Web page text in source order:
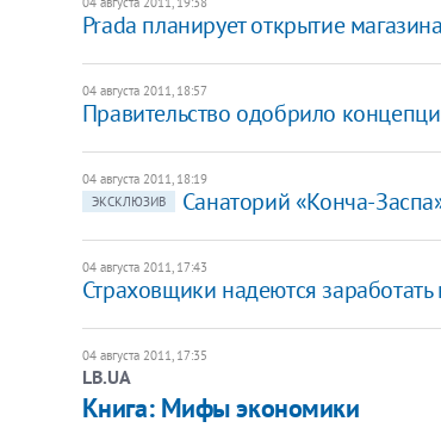
Prada планирует открытие
04 августа 2011, 18:57
Правительство одобрило
04 августа 2011, 18:19
ЭКСКЛЮЗИВ
Санаторий «Конча-
04 августа 2011, 17:43
Страховщики надеются
04 августа 2011, 17:35
LB.UA
Книга: Мифы экономики